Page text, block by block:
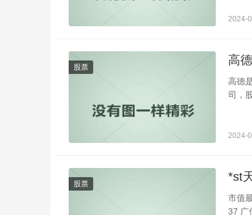
2024-
股票
高
高德
司，
2024-
股票
*st
市值
37 广